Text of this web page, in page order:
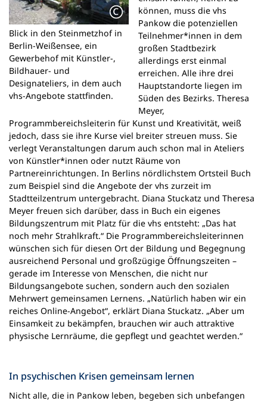
Blick in den Steinmetzhof in
Berlin-Weißensee, ein
Gewerbehof mit Künstler-,
Bildhauer- und
Designateliers, in dem auch
vhs-Angebote stattfinden.
können, muss die vhs
Pankow die potenziellen
Teilnehmer*innen in dem
großen Stadtbezirk
allerdings erst einmal
erreichen. Alle ihre drei
Hauptstandorte liegen im
Süden des Bezirks. Theresa
Meyer,
Programmbereichsleiterin für Kunst und Kreativität, weiß
jedoch, dass sie ihre Kurse viel breiter streuen muss. Sie
verlegt Veranstaltungen darum auch schon mal in Ateliers
von Künstler*innen oder nutzt Räume von
Partnereinrichtungen. In Berlins nördlichstem Ortsteil Buch
zum Beispiel sind die Angebote der vhs zurzeit im
Stadtteilzentrum untergebracht. Diana Stuckatz und Theresa
Meyer freuen sich darüber, dass in Buch ein eigenes
Bildungszentrum mit Platz für die vhs entsteht: „Das hat
noch mehr Strahlkraft.“ Die Programmbereichsleiterinnen
wünschen sich für diesen Ort der Bildung und Begegnung
ausreichend Personal und großzügige Öffnungszeiten –
gerade im Interesse von Menschen, die nicht nur
Bildungsangebote suchen, sondern auch den sozialen
Mehrwert gemeinsamen Lernens. „Natürlich haben wir ein
reiches Online-Angebot“, erklärt Diana Stuckatz. „Aber um
Einsamkeit zu bekämpfen, brauchen wir auch attraktive
physische Lernräume, die gepflegt und geachtet werden.“
In psychischen Krisen gemeinsam lernen
Nicht alle, die in Pankow leben, begeben sich unbefangen